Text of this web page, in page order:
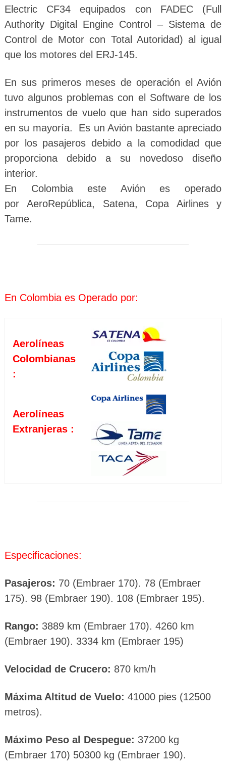
Electric CF34 equipados con FADEC (Full
Authority Digital Engine Control – Sistema de
Control de Motor con Total Autoridad) al igual
que los motores del ERJ-145.
En sus primeros meses de operación el Avión
tuvo algunos problemas con el Software de los
instrumentos de vuelo que han sido superados
en su mayoría. Es un Avión bastante apreciado
por los pasajeros debido a la comodidad que
proporciona debido a su novedoso diseño
interior.
En Colombia este Avión es operado
por AeroRepública, Satena, Copa Airlines y
Tame.
En Colombia es Operado por:
Aerolíneas
Colombianas
:
Aerolíneas
Extranjeras :
Especificaciones:
Pasajeros: 70 (Embraer 170). 78 (Embraer
175). 98 (Embraer 190). 108 (Embraer 195).
Rango: 3889 km (Embraer 170). 4260 km
(Embraer 190). 3334 km (Embraer 195)
Velocidad de Crucero: 870 km/h
Máxima Altitud de Vuelo: 41000 pies (12500
metros).
Máximo Peso al Despegue: 37200 kg
(Embraer 170) 50300 kg (Embraer 190).